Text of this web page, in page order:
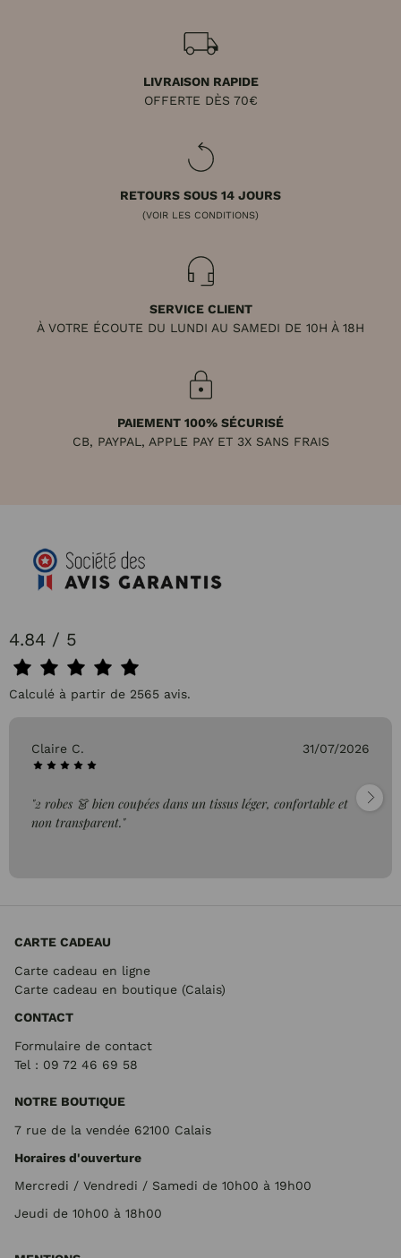
LIVRAISON RAPIDE
OFFERTE DÈS 70€
RETOURS SOUS 14 JOURS
(VOIR LES CONDITIONS)
SERVICE CLIENT
À VOTRE ÉCOUTE DU LUNDI AU SAMEDI DE 10H À 18H
PAIEMENT 100% SÉCURISÉ
CB, PAYPAL, APPLE PAY ET 3X SANS FRAIS
4.84 / 5
Calculé à partir de 2565 avis.
Pascale P. 26/07/2026
"très bien"
CARTE CADEAU
Carte cadeau en ligne
Carte cadeau en boutique (Calais)
CONTACT
Formulaire de contact
Tel : 09 72 46 69 58
NOTRE BOUTIQUE
7 rue de la vendée 62100 Calais
Horaires d'ouverture
Mercredi / Vendredi / Samedi de 10h00 à 19h00
Jeudi de 10h00 à 18h00